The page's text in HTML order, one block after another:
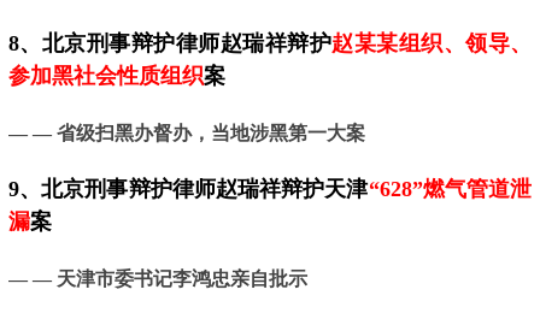
8、北京刑事辩护律师赵瑞祥辩护赵某某组织、领导、
参加黑社会性质组织案
— — 省级扫黑办督办，当地涉黑第一大案
9、北京刑事辩护律师赵瑞祥辩护天津“628”燃气管道泄
漏案
— — 天津市委书记李鸿忠亲自批示